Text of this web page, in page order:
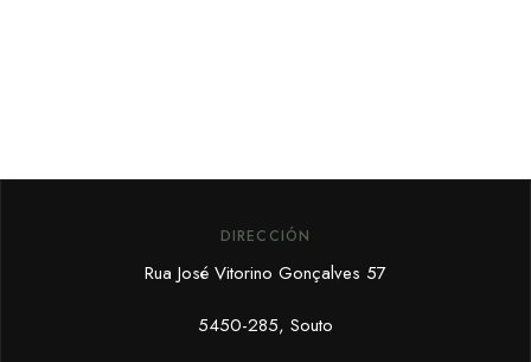
DIRECCIÓN
Rua José Vitorino Gonçalves 57
5450-285, Souto